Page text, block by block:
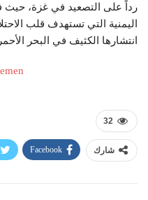
رداً على التصعيد في غزة، حيث
اليمنية التي تستهدف قلب
انتشارها الكثيف في البحر
32
شارك Facebook